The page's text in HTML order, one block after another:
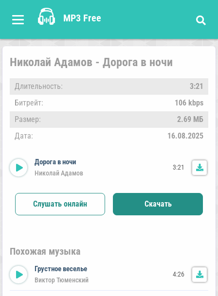
MP3 Free
Николай Адамов - Дорога в ночи
Длительность:
3:21
Битрейт:
106 kbps
Размер:
2.69 МБ
Дата:
16.08.2025
Дорога в ночи
Николай Адамов
3:21
Слушать онлайн Скачать
Похожая музыка
Грустное веселье
Виктор Тюменский
4:26